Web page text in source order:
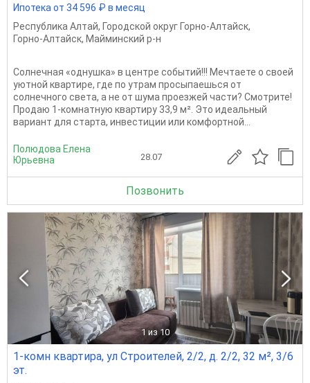
Ипотека от 34 596 ₽ в месяц
Республика Алтай, Городской округ Горно-Алтайск,
Горно-Алтайск, Майминский р-н
Солнечная «однушка» в центре событий!!! Мечтаете о своей
уютной квартире, где по утрам просыпаешься от
солнечного света, а не от шума проезжей части? Смотрите!
Продаю 1-комнатную квартиру 33,9 м². Это идеальный
вариант для старта, инвестиции или комфортной...
Полюдова Елена
Юрьевна
28.07
Позвонить
1 из 10
1-комн квартира, ул Строителей, 2/2, д. 2/2, 32 м², 3/6
эт.